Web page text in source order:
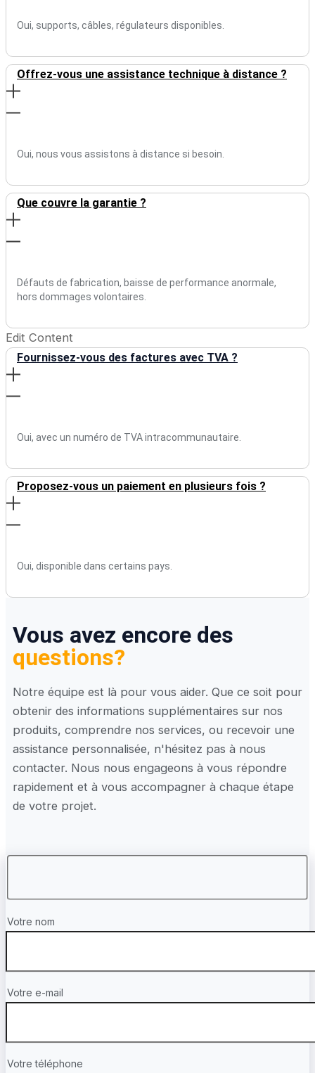
Oui, supports, câbles, régulateurs disponibles.
Offrez-vous une assistance technique à distance ?
Oui, nous vous assistons à distance si besoin.
Que couvre la garantie ?
Défauts de fabrication, baisse de performance anormale,
hors dommages volontaires.
Edit Content
Fournissez-vous des factures avec TVA ?
Oui, avec un numéro de TVA intracommunautaire.
Proposez-vous un paiement en plusieurs fois ?
Oui, disponible dans certains pays.
Vous avez encore des
questions?
Notre équipe est là pour vous aider. Que ce soit pour
obtenir des informations supplémentaires sur nos
produits, comprendre nos services, ou recevoir une
assistance personnalisée, n'hésitez pas à nous
contacter. Nous nous engageons à vous répondre
rapidement et à vous accompagner à chaque étape
de votre projet.
Votre nom
Votre e-mail
Votre téléphone